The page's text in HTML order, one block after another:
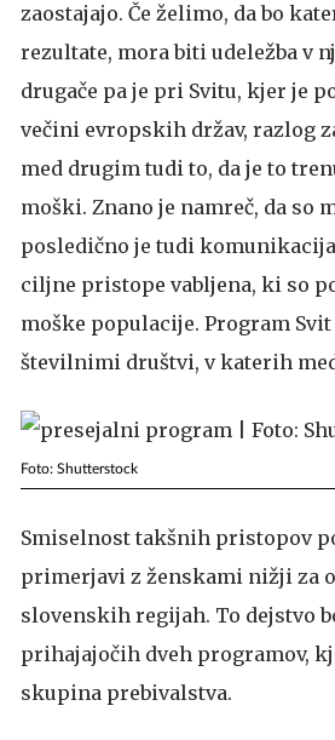
zaostajajo. Če želimo, da bo
rezultate, mora biti udeležba v
drugače pa je pri Svitu, kjer je
večini evropskih držav, razlog
med drugim tudi to, da je to
moški. Znano je namreč, da so
posledično je tudi
ciljne pristope vabljena, ki so
moške populacije. Program
številnimi društvi, v katerih
Foto: Shutterstock
Smiselnost takšnih pristopov
primerjavi z ženskami nižji za
slovenskih regijah. To dejstvo
prihajajočih dveh programov,
skupina prebivalstva.